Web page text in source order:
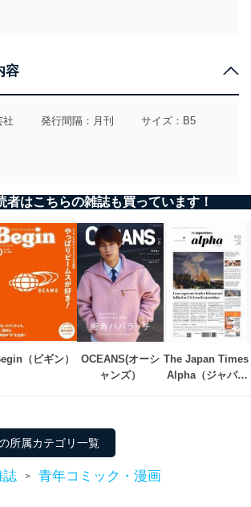
容
社 発行間隔：月刊 サイズ：B5
者はこちらの雑誌も買っています！
（ビギン）
OCEANS(オーシ
ャンズ）
The Japan Times
Alpha（ジャパン
所属カテゴリ一覧
誌 > 青年コミック・漫画